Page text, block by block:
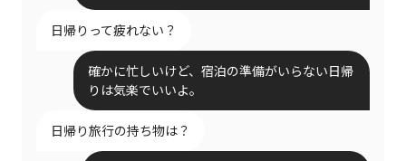
日帰りって疲れない？
確かに忙しいけど、宿泊の準備がいらない日帰
りは気楽でいいよ。
日帰り旅行の持ち物は？